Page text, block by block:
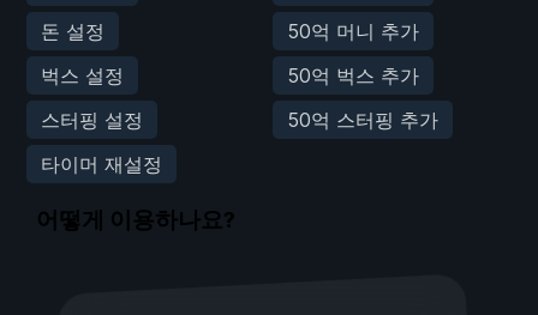
돈 설정
50억 머니 추가
벅스 설정
50억 벅스 추가
스터핑 설정
50억 스터핑 추가
타이머 재설정
어떻게 이용하나요?